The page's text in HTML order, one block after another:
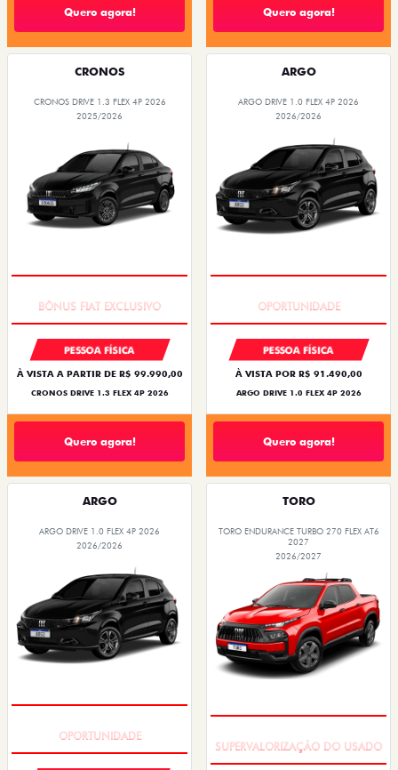
Quero agora! Quero agora!
CRONOS
CRONOS DRIVE 1.3 FLEX 4P 2026
2025/2026
PESSOA FÍSICA
À VISTA A PARTIR DE R$ 99.990,00
CRONOS DRIVE 1.3 FLEX 4P 2026
Quero agora!
ARGO
ARGO DRIVE 1.0 FLEX 4P 2026
2026/2026
PESSOA FÍSICA
À VISTA POR R$ 91.490,00
ARGO DRIVE 1.0 FLEX 4P 2026
Quero agora!
ARGO
ARGO DRIVE 1.0 FLEX 4P 2026
2026/2026
TORO
TORO ENDURANCE TURBO 270 FLEX AT6
2027
2026/2027